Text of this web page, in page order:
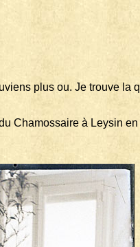
plus ou. Je trouve
Chamossaire à Leysin